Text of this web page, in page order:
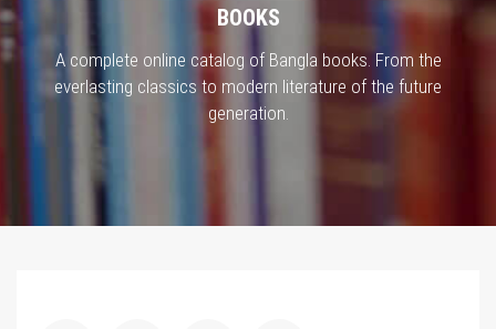
BOOKS
A complete online catalog of Bangla books. From the
everlasting classics to modern literature of the future
generation.